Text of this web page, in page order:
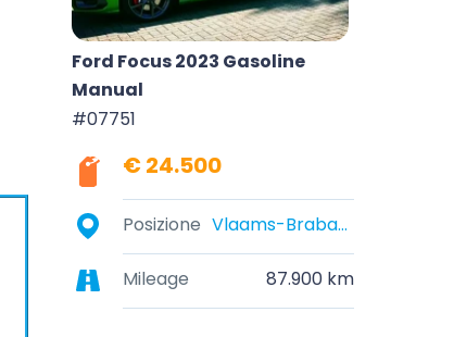
Ford Focus 2023 Gasoline
Manual
#07751
€ 24.500
Posizione Vlaams-Brabant, België
Mileage 87.900 km